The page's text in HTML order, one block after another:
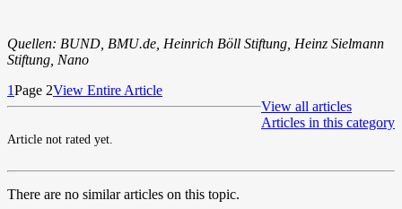
Quellen: BUND, BMU.de, Heinrich Böll Stiftung, Heinz Sielmann
Stiftung, Nano
1Page 2View Entire Article
View all articles
Articles in this category
Article not rated yet.
There are no similar articles on this topic.